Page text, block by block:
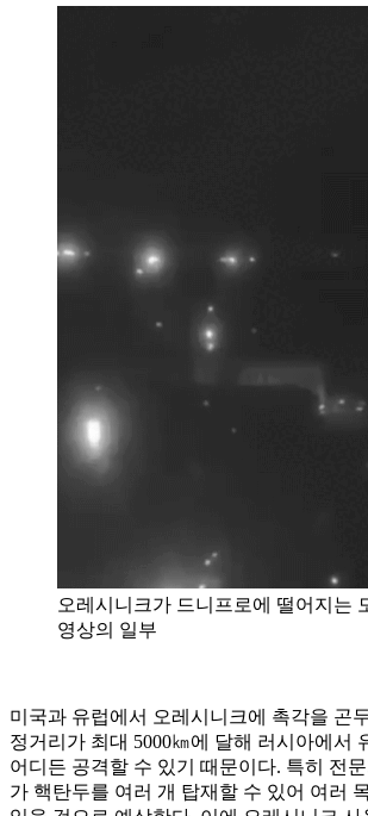
오레시니크가 드니프로에 떨어지는
영상의 일부
미국과 유럽에서 오레시니크에 촉각을 곤
정거리가 최대 5000㎞에 달해 러시아에서
어디든 공격할 수 있기 때문이다. 특히 전
가 핵탄두를 여러 개 탑재할 수 있어 여러